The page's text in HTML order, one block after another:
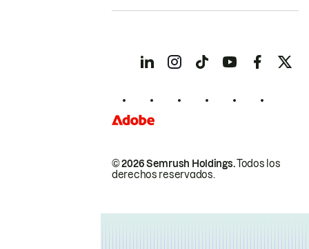
© 2026 Semrush Holdings.Todos los
derechos reservados.